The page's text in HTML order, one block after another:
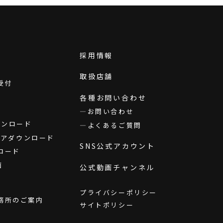
付
ロード
ダウンロード
ード
所のご案内
採用情報
取扱店舗
各種お問い合わせ
お問い合わせ
よくあるご質問
SNS公式アカウント
公式動画チャンネル
プライバシーポリシー
サイトポリシー